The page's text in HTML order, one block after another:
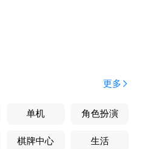
更多
单机 角色扮演
棋牌中心 生活